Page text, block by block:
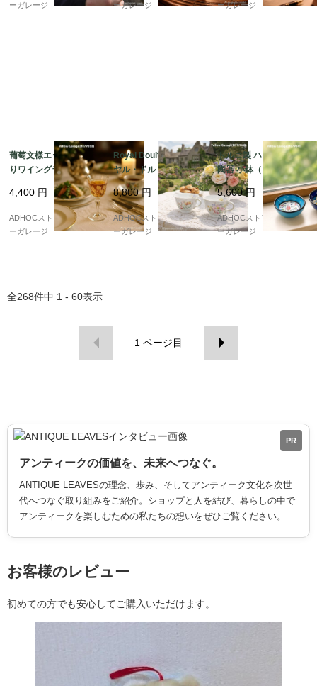
ーガレージ
ーガレージ
ーガレージ
葡萄文様エッチング入
りワイングラス（高さ1
4cm／ヴィンテージ
風）
4,400 円
ADHOCストア・イエロ
ーガレージ
Royal Doulton（ロイ
ヤル・ドルトン）“AR
CADIA（アルカディ
ア）” ティーカップ ペ
ア
8,800円
ADHOCストア・イエロ
ーガレージ
トルコ製 ハンドメイド
陶器 小鉢（ブルー＆ネ
イビー 2点セット）
5,600円
ADHOCストア・イエロ
ーガレージ
全268件中 1 - 60表示
1 ページ目
PR
アンティークの価値を、未来へつなぐ。
ANTIQUE LEAVESの理念、歩み、そしてアンティーク文化を次世
代へつなぐ取り組みをご紹介。ショップと人を結び、暮らしの中で
アンティークを楽しむための私たちの想いをぜひご覧ください。
お客様のレビュー
初めての方でも安心してご購入いただけます。